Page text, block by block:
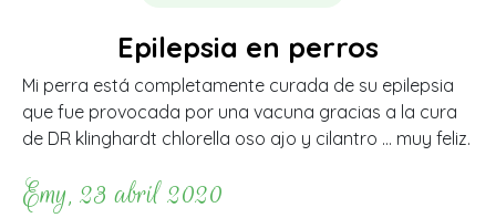
Epilepsia en perros
Mi perra está completamente curada de su epilepsia
que fue provocada por una vacuna gracias a la cura
de DR klinghardt chlorella oso ajo y cilantro … muy feliz.
Emy, 23 abril 2020